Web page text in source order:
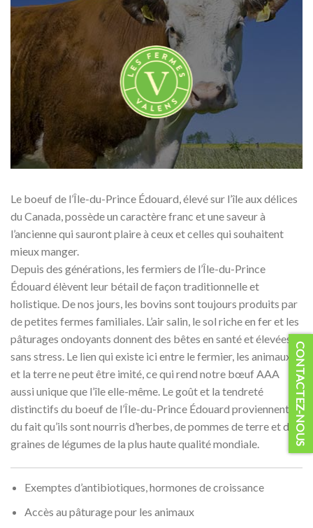
Le boeuf de l’Île-du-Prince Édouard, élevé sur l’île aux délices
du Canada, possède un caractère franc et une saveur à
l’ancienne qui sauront plaire à ceux et celles qui souhaitent
mieux manger.
Depuis des générations, les fermiers de l’Île-du-Prince
Édouard élèvent leur bétail de façon traditionnelle et
holistique. De nos jours, les bovins sont toujours produits par
de petites fermes familiales. L’air salin, le sol riche en fer et les
pâturages ondoyants donnent des bêtes en santé et élevées
sans stress. Le lien qui existe ici entre le fermier, les animaux
et la terre ne peut être imité, ce qui rend notre bœuf AAA
aussi unique que l’île elle-même. Le goût et la tendreté
distinctifs du boeuf de l’Île-du-Prince Édouard proviennent
du fait qu’ils sont nourris d’herbes, de pommes de terre et de
graines de légumes de la plus haute qualité mondiale.
Exemptes d’antibiotiques, hormones de croissance
Accès au pâturage pour les animaux
CONTACTEZ-NOUS